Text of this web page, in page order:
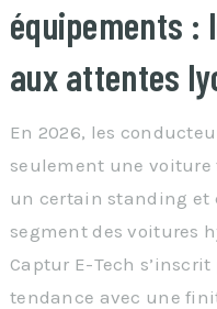
équipements :
aux attentes
En 2026, les
seulement une
un certain standing et
segment des voitures
Captur E-Tech
tendance avec une